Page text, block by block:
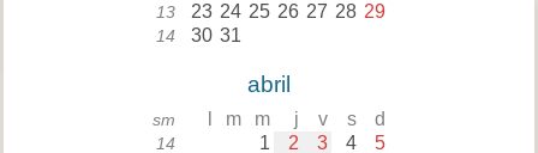
13 23 24 25 26 27 28 29
14 30 31
abril
sm m m j v s d
14 1 2 3 4 5